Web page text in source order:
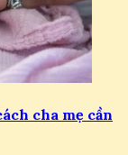
cha mẹ cần